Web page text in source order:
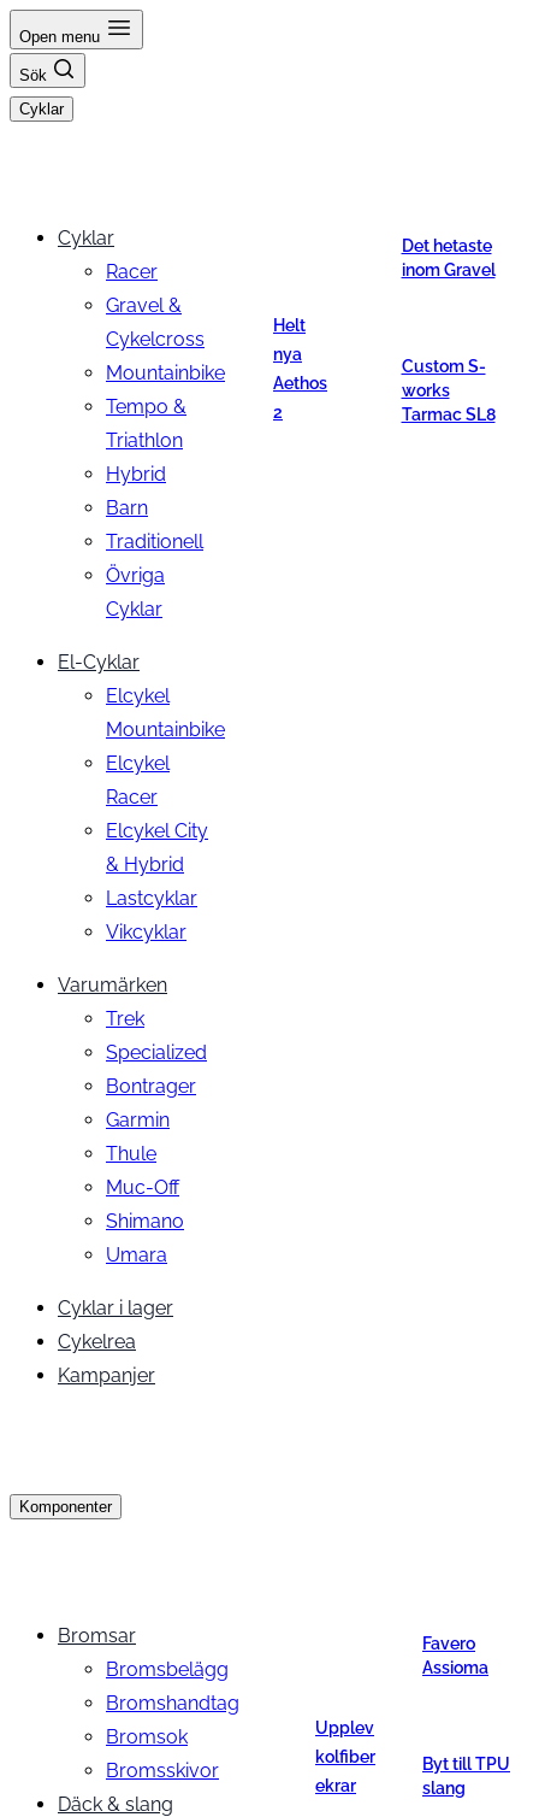
Hoppa
till
innehåll
Open menu
Sök
Cyklar
Cyklar
Racer
Gravel &
Cykelcross
Mountainbike
Tempo &
Triathlon
Hybrid
Barn
Traditionell
Övriga
Cyklar
El-Cyklar
Elcykel
Mountainbike
Elcykel
Racer
Elcykel City
& Hybrid
Lastcyklar
Vikcyklar
Varumärken
Trek
Specialized
Bontrager
Garmin
Thule
Muc-Off
Shimano
Umara
Cyklar i lager
Cykelrea
Kampanjer
Helt
nya
Aethos
2
Det hetaste
inom Gravel
Custom S-
works
Tarmac SL8
Komponenter
Bromsar
Bromsbelägg
Bromshandtag
Bromsok
Bromsskivor
Däck & slang
Upplev
kolfiber
ekrar
Favero
Assioma
Byt till TPU
slang